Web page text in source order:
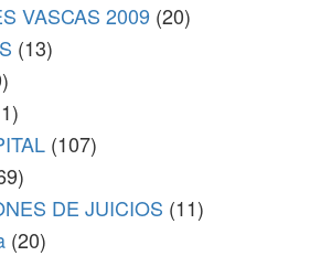
VASCAS 2009 (20)
(13)
(107)
DE JUICIOS (11)
(20)